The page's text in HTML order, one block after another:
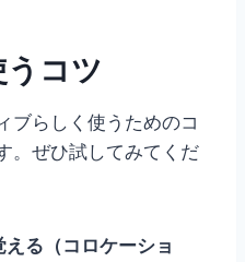
コツ
ブらしく使うためのコ
。ぜひ試してみてくだ
る（コロケーショ